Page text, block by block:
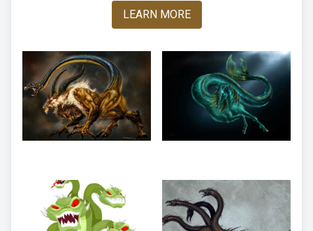
LEARN MORE